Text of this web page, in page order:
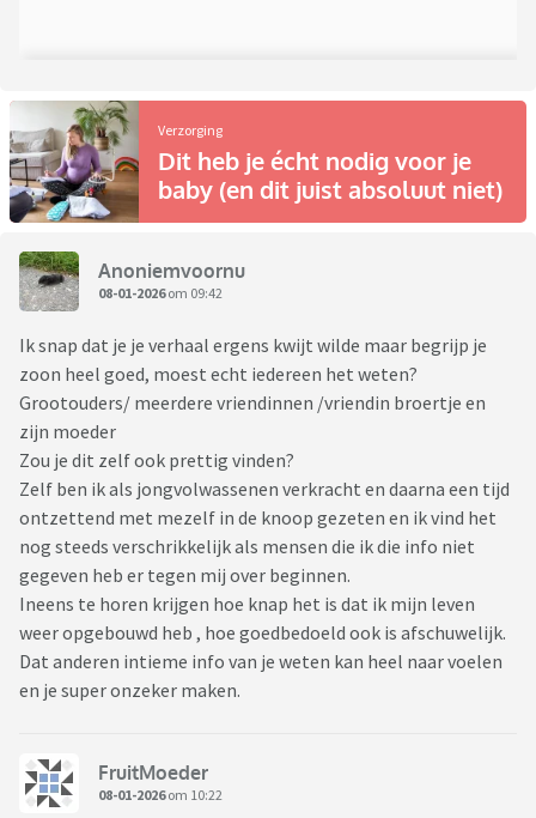
Verzorging
Dit heb je écht nodig voor je
baby (en dit juist absoluut niet)
Anoniemvoornu
08-01-2026om 09:42
Ik snap dat je je verhaal ergens kwijt wilde maar begrijp je
zoon heel goed, moest echt iedereen het weten?
Grootouders/ meerdere vriendinnen /vriendin broertje en
zijn moeder
Zou je dit zelf ook prettig vinden?
Zelf ben ik als jongvolwassenen verkracht en daarna een tijd
ontzettend met mezelf in de knoop gezeten en ik vind het
nog steeds verschrikkelijk als mensen die ik die info niet
gegeven heb er tegen mij over beginnen.
Ineens te horen krijgen hoe knap het is dat ik mijn leven
weer opgebouwd heb , hoe goedbedoeld ook is afschuwelijk.
Dat anderen intieme info van je weten kan heel naar voelen
en je super onzeker maken.
FruitMoeder
08-01-2026om 10:22